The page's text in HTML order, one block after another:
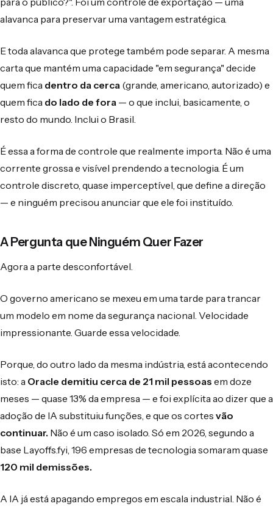
alavanca para preservar uma vantagem estratégica.
E toda alavanca que protege também pode separar. A mesma
carta que mantém uma capacidade "em segurança" decide
quem fica dentro da cerca (grande, americano, autorizado) e
quem fica do lado de fora — o que inclui, basicamente, o
resto do mundo. Inclui o Brasil.
É essa a forma de controle que realmente importa. Não é uma
corrente grossa e visível prendendo a tecnologia. É um
controle discreto, quase imperceptível, que define a direção
— e ninguém precisou anunciar que ele foi instituído.
A Pergunta que Ninguém Quer Fazer
Agora a parte desconfortável.
O governo americano se mexeu em uma tarde para trancar
um modelo em nome da segurança nacional. Velocidade
impressionante. Guarde essa velocidade.
Porque, do outro lado da mesma indústria, está acontecendo
isto: a Oracle demitiu cerca de 21 mil pessoas em doze
meses — quase 13% da empresa — e foi explícita ao dizer que a
adoção de IA substituiu funções, e que os cortes vão
continuar. Não é um caso isolado. Só em 2026, segundo a
base Layoffs.fyi, 196 empresas de tecnologia somaram quase
120 mil demissões.
A IA já está apagando empregos em escala industrial. Não é